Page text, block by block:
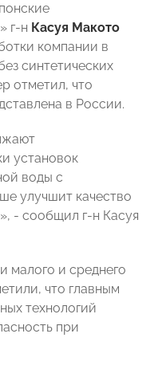
г-н Касуя Макото
компании в
синтетических
отметил, что
в России.
установок
воды с
улучшит качество
- сообщил г-н Касуя
малого и среднего
что главным
технологий
при